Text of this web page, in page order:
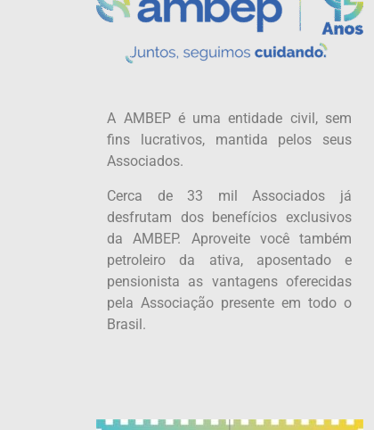
A AMBEP é uma entidade civil, sem
fins lucrativos, mantida pelos seus
Associados.
Cerca de 33 mil Associados já
desfrutam dos benefícios exclusivos
da AMBEP. Aproveite você também
petroleiro da ativa, aposentado e
pensionista as vantagens oferecidas
pela Associação presente em todo o
Brasil.